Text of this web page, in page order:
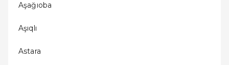
Aşağıoba
Aşıqlı
Astara